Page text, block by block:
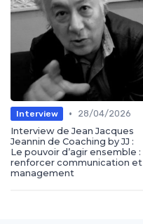
Interview •
28/04/2026
Interview de Jean Jacques
Jeannin de Coaching by JJ :
Le pouvoir d’agir ensemble :
renforcer communication et
management